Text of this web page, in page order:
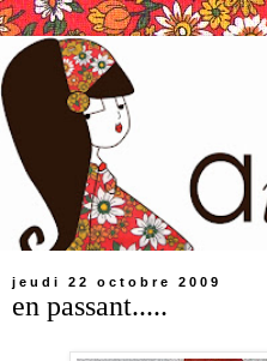
jeudi 22 octobre 2009
en passant.....